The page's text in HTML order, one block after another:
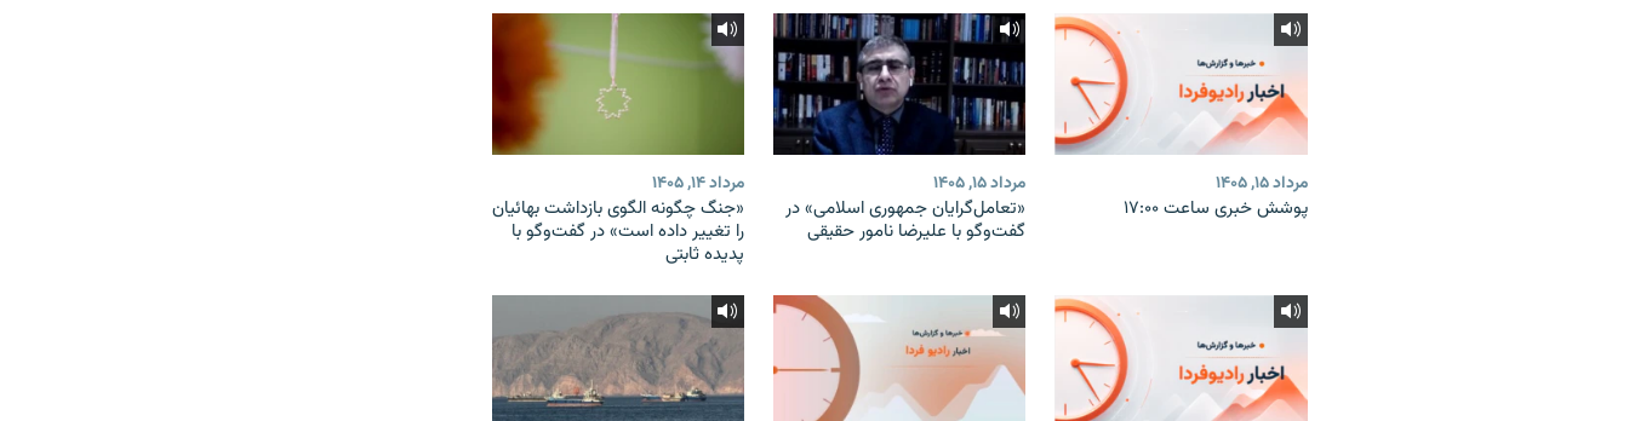
مرداد ۱۵, ۱۴۰۵
پوشش خبری ساعت ۱۷:۰۰
مرداد ۱۵, ۱۴۰۵
«تعامل‌گرایان جمهوری اسلامی» در
گفت‌وگو با علیرضا نامور حقیقی
مرداد ۱۴, ۱۴۰۵
«جنگ چگونه الگوی بازداشت بهائیان
را تغییر داده است» در گفت‌وگو با
پدیده ثابتی